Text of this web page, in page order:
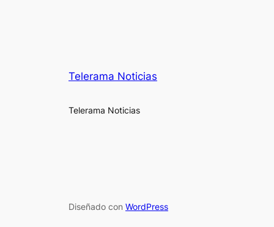
Telerama Noticias
Telerama Noticias
Diseñado con WordPress